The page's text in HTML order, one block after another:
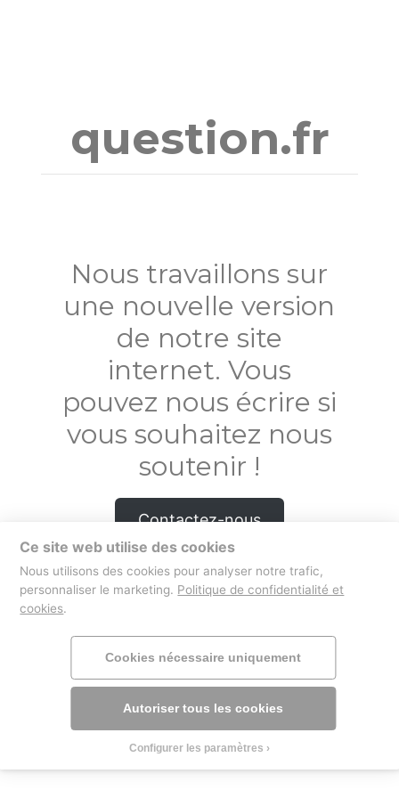
question.fr
Nous travaillons sur
une nouvelle version
de notre site
internet. Vous
pouvez nous écrire si
vous souhaitez nous
soutenir !
Contactez-nous
Ce site web utilise des cookies
Nous utilisons des cookies pour analyser notre trafic,
personnaliser le marketing. Politique de confidentialité et
cookies.
Cookies nécessaire uniquement
Autoriser tous les cookies
Configurer les paramètres